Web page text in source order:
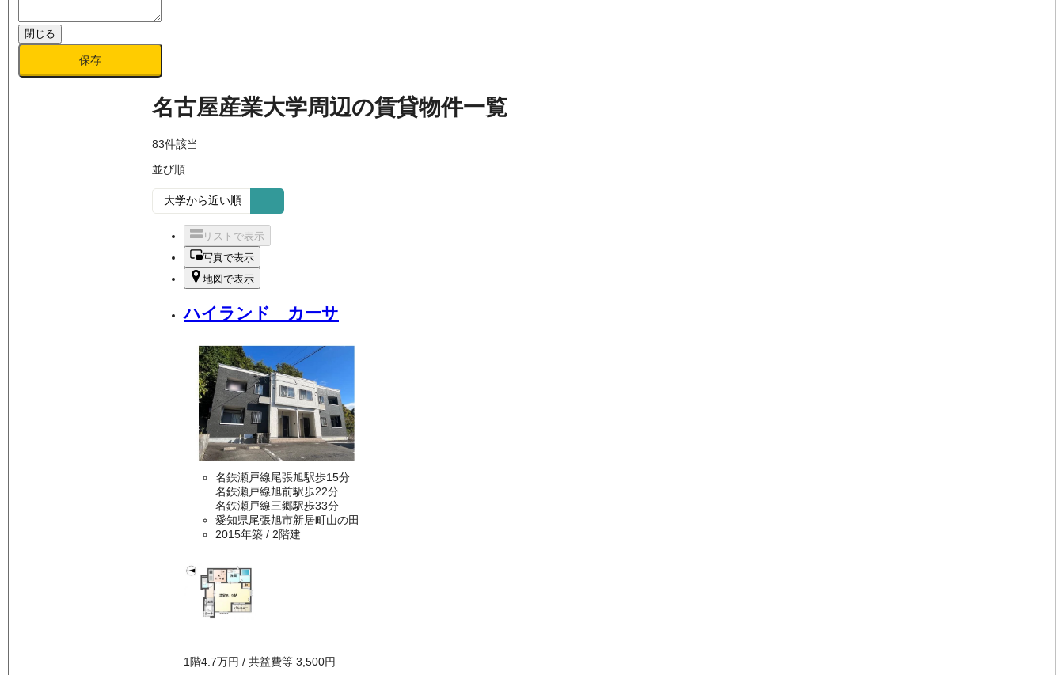
閉じる
保存
名古屋産業大学周辺の賃貸物件一覧
83件該当
並び順
リストで表示
写真で表示
地図で表示
ハイランド カーサ
名鉄瀬戸線尾張旭駅歩15分
名鉄瀬戸線旭前駅歩22分
名鉄瀬戸線三郷駅歩33分
愛知県尾張旭市新居町山の田
2015年築 / 2階建
1階4.7万円 / 共益費等 3,500円